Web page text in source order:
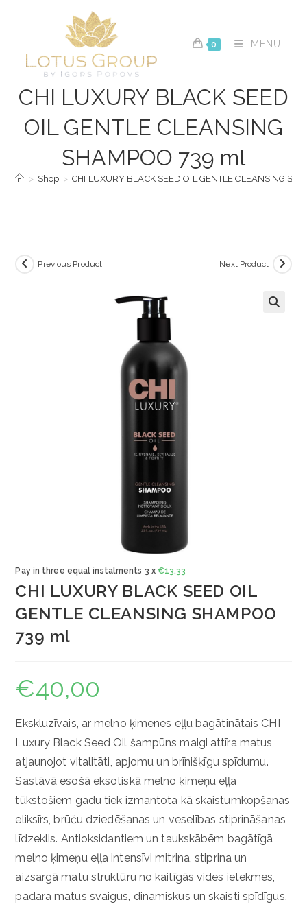
0 MENU
CHI LUXURY BLACK SEED
OIL GENTLE CLEANSING
SHAMPOO 739 ml
> Shop > CHI LUXURY BLACK SEED OIL GENTLE CLEANSING
Previous Product Next Product
Pay in three equal instalments 3 x €13,33
CHI LUXURY BLACK SEED OIL
GENTLE CLEANSING SHAMPOO
739 ml
€40,00
Ekskluzīvais, ar melno ķimenes eļļu bagātinātais CHI
Luxury Black Seed Oil šampūns maigi attīra matus,
atjaunojot vitalitāti, apjomu un brīnišķīgu spīdumu.
Sastāvā esošā eksotiskā melno ķimeņu eļļa
tūkstošiem gadu tiek izmantota kā skaistumkopšanas
eliksīrs, brūču dziedēšanas un veselības stiprināšanas
līdzeklis. Antioksidantiem un taukskābēm bagātīgā
melno ķimeņu eļļa intensīvi mitrina, stiprina un
aizsargā matu struktūru no kaitīgās vides ietekmes,
padara matus svaigus, dinamiskus un skaisti spīdīgus.